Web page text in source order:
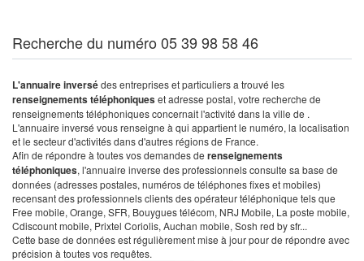
Recherche du numéro 05 39 98 58 46
L'annuaire inversédes entreprises et particuliers a trouvé les
renseignements téléphoniqueset adresse postal, votre recherche de
renseignements téléphoniques concernait l'activité dans la ville de .
L'annuaire inversé vous renseigne à qui appartient le numéro, la localisation
et le secteur d'activités dans d'autres régions de France.
Afin de répondre à toutes vos demandes de renseignements
téléphoniques, l'annuaire inverse des professionnels consulte sa base de
données (adresses postales, numéros de téléphones fixes et mobiles)
recensant des professionnels clients des opérateur téléphonique tels que
Free mobile, Orange, SFR, Bouygues télécom, NRJ Mobile, La poste mobile,
Cdiscount mobile, Prixtel Coriolis, Auchan mobile, Sosh red by sfr...
Cette base de données est régulièrement mise à jour pour de répondre avec
précision à toutes vos requêtes.